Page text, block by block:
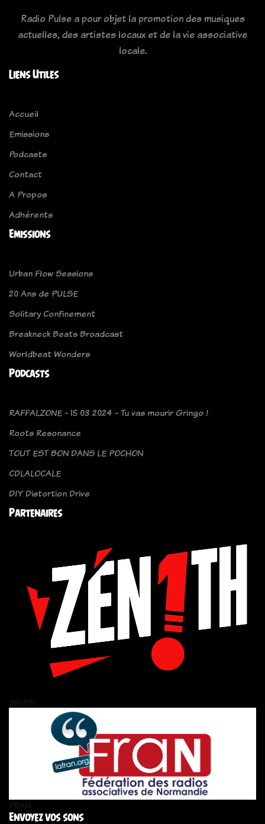
Radio Pulse a pour objet la promotion des musiques
actuelles, des artistes locaux et de la vie associative
locale.
Liens Utiles
Accueil
Emissions
Podcasts
Contact
A Propos
Adhérents
Emissions
Urban Flow Sessions
20 Ans de PULSE
Solitary Confinement
Breakneck Beats Broadcast
Worldbeat Wonders
Podcasts
RAFFALZONE - 15 03 2024 - Tu vas mourir Gringo !
Roots Resonance
TOUT EST BON DANS LE POCHON
CDLALOCALE
DIY Distortion Drive
Partenaires
Envoyez vos sons